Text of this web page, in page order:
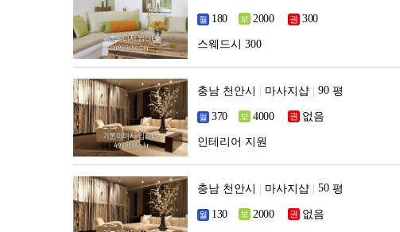
스웨드시 300
충남 천안시 마사지샵 평
없음
인테리어 지원
충남 천안시 마사지샵 평
없음